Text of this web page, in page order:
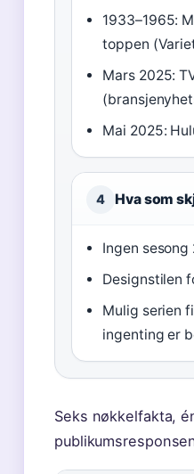
1933–1965:
toppen
Mars 2025:
Mai 2025:
4 Hva som
Ingen
Designstilen
Mulig serien
ingenting er
Seks nøkkelfakta,